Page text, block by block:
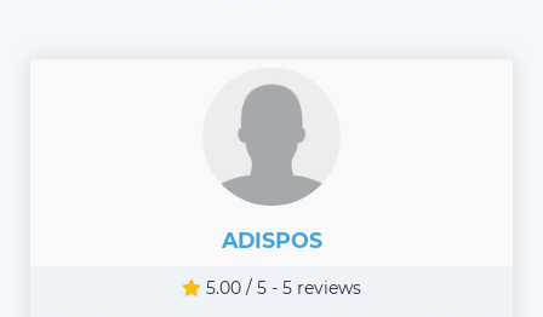
ADISPOS
5.00 / 5 - 5 reviews